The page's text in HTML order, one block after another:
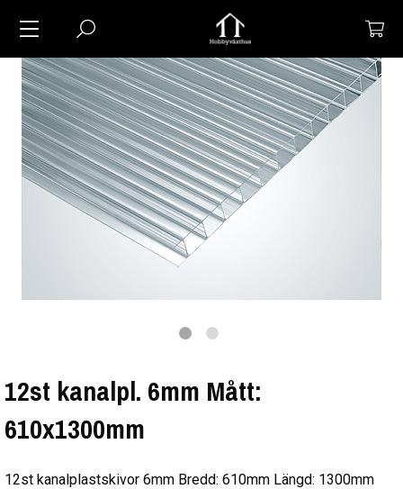
12st kanalpl. 6mm Mått:
610x1300mm
12st kanalplastskivor 6mm Bredd: 610mm Längd: 1300mm